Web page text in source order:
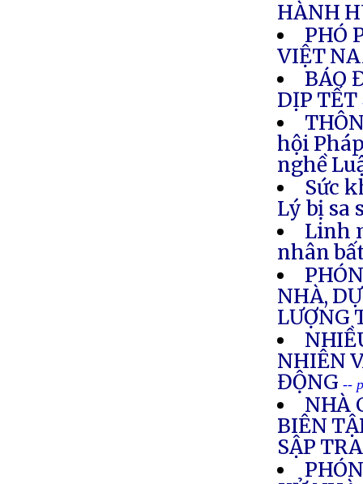
HÀNH
PHÓ
VIỆT
BÁO
DỊP TẾT
hội
nghề
Sức
Lý bị sa
Linh
nhân
NHÀ,
LƯỢNG
NHIÊN
ĐỘNG --
NHÀ
BIÊN
SẬP